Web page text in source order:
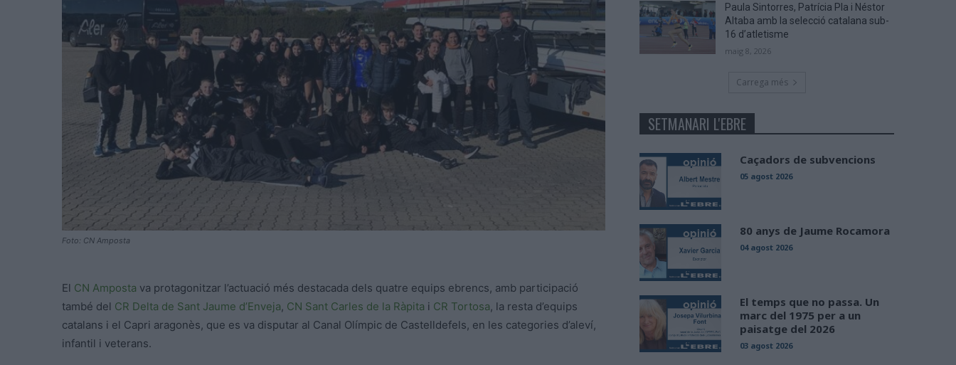
Foto: CN Amposta
El CN Amposta va protagonitzar l’actuació més destacada dels quatre equips ebrencs, amb participació
també del CR Delta de Sant Jaume d’Enveja, CN Sant Carles de la Ràpita i CR Tortosa, la resta d’equips
catalans i el Capri aragonès, que es va disputar al Canal Olímpic de Castelldefels, en les categories d’aleví,
infantil i veterans.
Paula Sintorres, Patrícia Pla i Néstor
Altaba amb la selecció catalana sub-
16 d’atletisme
maig 8, 2026
Carrega més
SETMANARI L'EBRE
Caçadors de subvencions
05 agost 2026
80 anys de Jaume Rocamora
04 agost 2026
El temps que no passa. Un
marc del 1975 per a un
paisatge del 2026
03 agost 2026